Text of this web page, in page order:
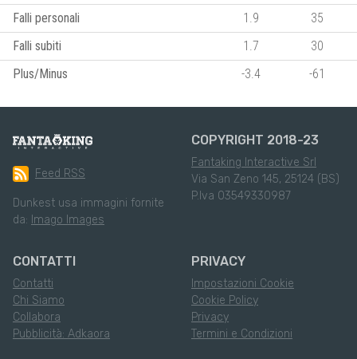
Falli personali
1.9
35
Falli subiti
1.7
30
Plus/Minus
-3.4 -61
Feed RSS
Dunkest usa immagini fornite
da: Imago Images
COPYRIGHT 2018-23
Fantaking Interactive Srl
Via San Zeno 145, 25124 (BS)
P.Iva 03549330987
CONTATTI
Contatti
Chi Siamo
Collabora
Pubblicità: Adkaora
PRIVACY
Impostazioni Cookie
Cookie Policy
Privacy
Termini e Condizioni